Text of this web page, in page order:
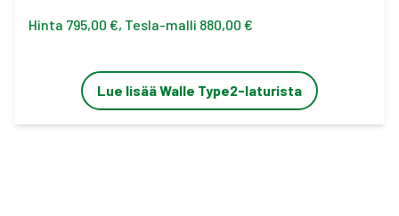
Hinta 795,00 €, Tesla-malli 880,00 €
Lue lisää Walle Type2-laturista